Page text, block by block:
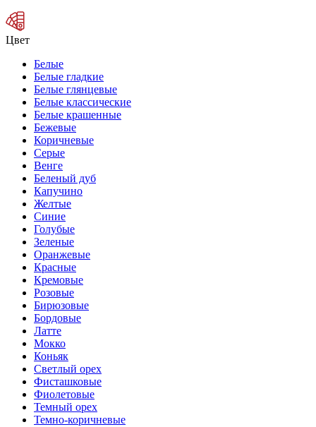
Цвет
Белые
Белые гладкие
Белые глянцевые
Белые классические
Белые крашенные
Бежевые
Коричневые
Серые
Венге
Беленый дуб
Капучино
Желтые
Синие
Голубые
Зеленые
Оранжевые
Красные
Кремовые
Розовые
Бирюзовые
Бордовые
Латте
Мокко
Коньяк
Светлый орех
Фисташковые
Фиолетовые
Темный орех
Темно-коричневые